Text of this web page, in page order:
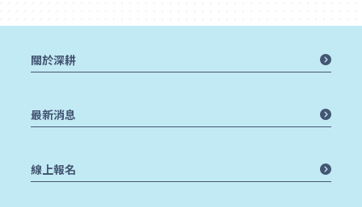
關於深耕
最新消息
線上報名